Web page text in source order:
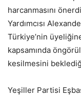
harcanmasını
Yardımcısı
Türkiye’nin
kapsamında
kesilmesini
Yeşiller Partisi